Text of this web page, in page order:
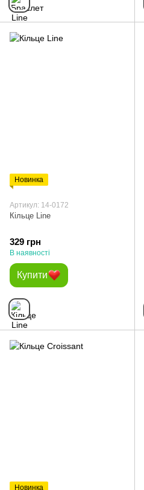
Новинка
Артикул: 14-0172
Кільце Line
329 грн
В наявності
Купити
Новинка